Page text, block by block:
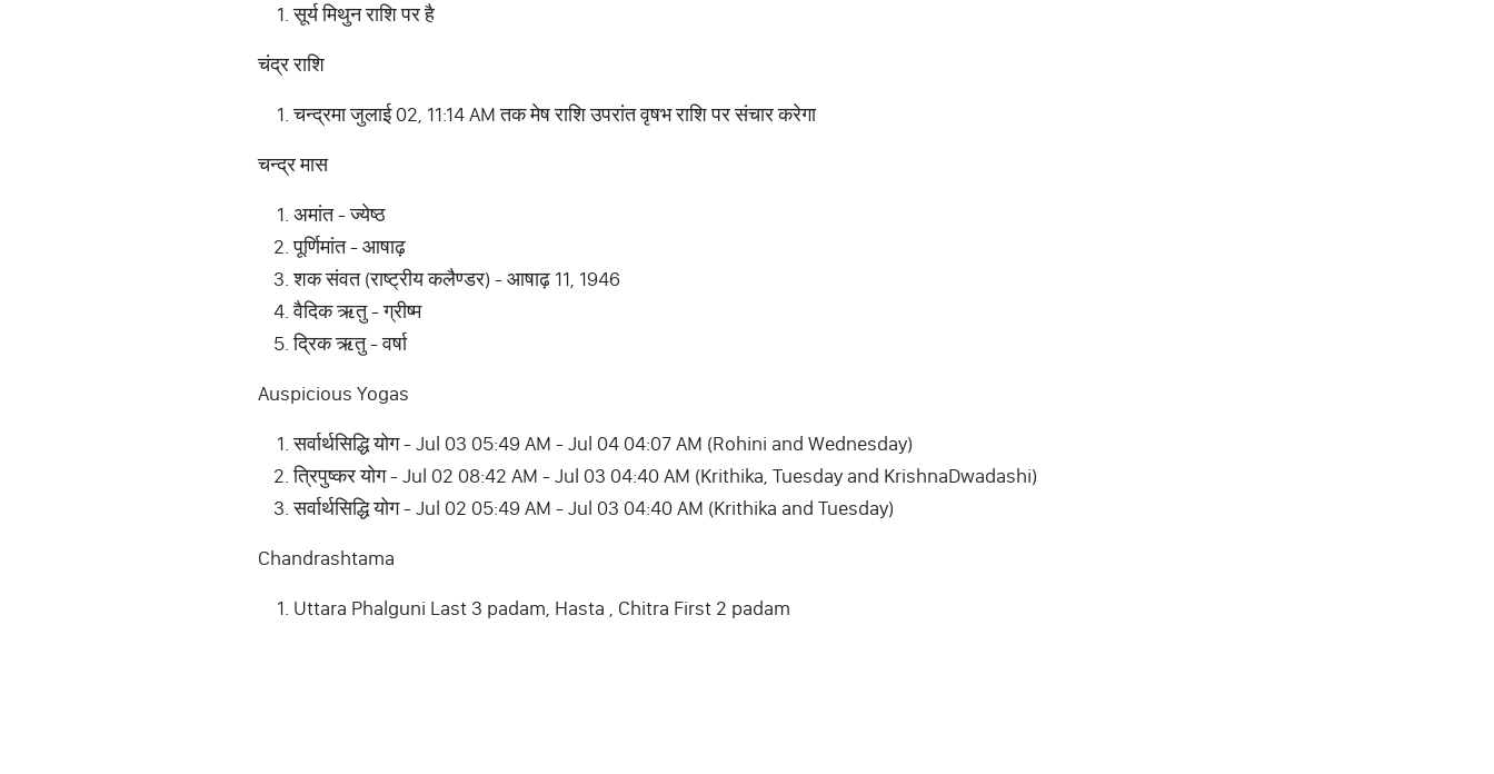
सूर्य मिथुन राशि पर है
चंद्र राशि
चन्द्रमा जुलाई 02, 11:14 AM तक मेष राशि उपरांत वृषभ राशि पर संचार करेगा
चन्द्र मास
अमांत - ज्येष्ठ
पूर्णिमांत - आषाढ़
शक संवत (राष्ट्रीय कलैण्डर) - आषाढ़ 11, 1946
वैदिक ऋतु - ग्रीष्म
द्रिक ऋतु - वर्षा
Auspicious Yogas
सर्वार्थसिद्धि योग - Jul 03 05:49 AM - Jul 04 04:07 AM (Rohini and Wednesday)
त्रिपुष्कर योग - Jul 02 08:42 AM - Jul 03 04:40 AM (Krithika, Tuesday and KrishnaDwadashi)
सर्वार्थसिद्धि योग - Jul 02 05:49 AM - Jul 03 04:40 AM (Krithika and Tuesday)
Chandrashtama
Uttara Phalguni Last 3 padam, Hasta , Chitra First 2 padam